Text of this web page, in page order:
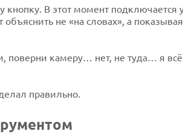
В этот момент подключается
не «на словах», а
поверни камеру… нет, не туда… я
правильно.